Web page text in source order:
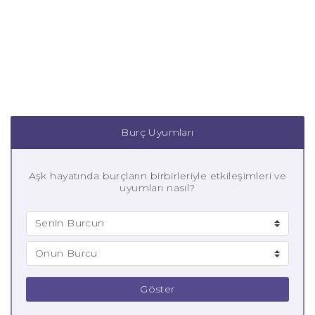
Burç Uyumları
Aşk hayatında burçların birbirleriyle etkileşimleri ve
uyumları nasıl?
Göster